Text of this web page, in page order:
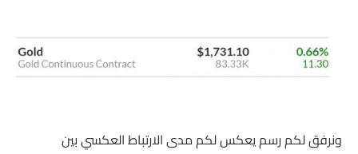
ونرفق لكم رسم يعكس لكم مدى الارتباط العكسي بين